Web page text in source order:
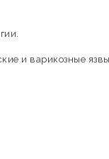
и варикозные